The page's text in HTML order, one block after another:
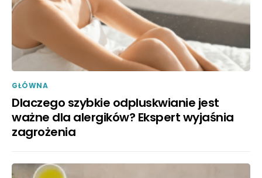
GŁÓWNA
Dlaczego szybkie odpluskwianie jest
ważne dla alergików? Ekspert wyjaśnia
zagrożenia